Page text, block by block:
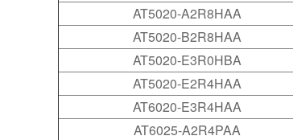
AT5020-A2R8HAA
AT5020-B2R8HAA
AT5020-E3R0HBA
AT5020-E2R4HAA
AT6020-E3R4HAA
AT6025-A2R4PAA